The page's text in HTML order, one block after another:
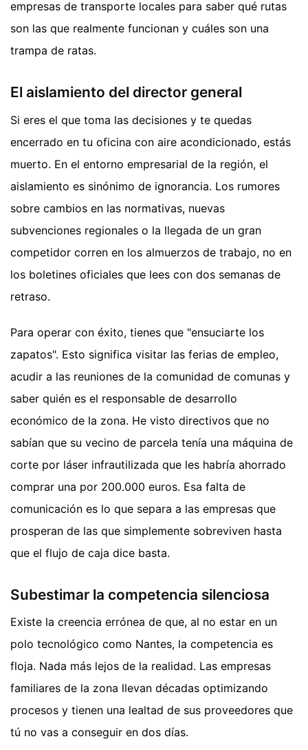
empresas de transporte locales para saber qué rutas
son las que realmente funcionan y cuáles son una
trampa de ratas.
El aislamiento del director general
Si eres el que toma las decisiones y te quedas
encerrado en tu oficina con aire acondicionado, estás
muerto. En el entorno empresarial de la región, el
aislamiento es sinónimo de ignorancia. Los rumores
sobre cambios en las normativas, nuevas
subvenciones regionales o la llegada de un gran
competidor corren en los almuerzos de trabajo, no en
los boletines oficiales que lees con dos semanas de
retraso.
Para operar con éxito, tienes que "ensuciarte los
zapatos". Esto significa visitar las ferias de empleo,
acudir a las reuniones de la comunidad de comunas y
saber quién es el responsable de desarrollo
económico de la zona. He visto directivos que no
sabían que su vecino de parcela tenía una máquina de
corte por láser infrautilizada que les habría ahorrado
comprar una por 200.000 euros. Esa falta de
comunicación es lo que separa a las empresas que
prosperan de las que simplemente sobreviven hasta
que el flujo de caja dice basta.
Subestimar la competencia silenciosa
Existe la creencia errónea de que, al no estar en un
polo tecnológico como Nantes, la competencia es
floja. Nada más lejos de la realidad. Las empresas
familiares de la zona llevan décadas optimizando
procesos y tienen una lealtad de sus proveedores que
tú no vas a conseguir en dos días.